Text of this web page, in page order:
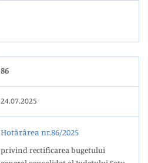
86
24.07.2025
Hotărârea nr.86/2025
privind rectificarea bugetului